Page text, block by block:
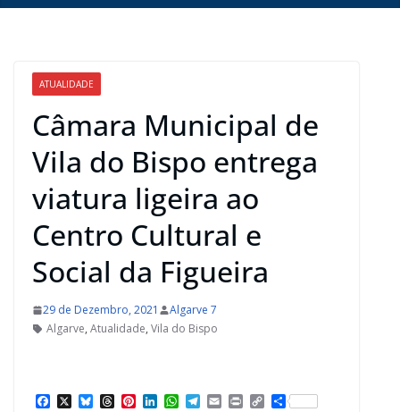
ATUALIDADE
Câmara Municipal de
Vila do Bispo entrega
viatura ligeira ao
Centro Cultural e
Social da Figueira
29 de Dezembro, 2021
Algarve 7
Algarve, Atualidade, Vila do Bispo
X B T P L W T E P C S